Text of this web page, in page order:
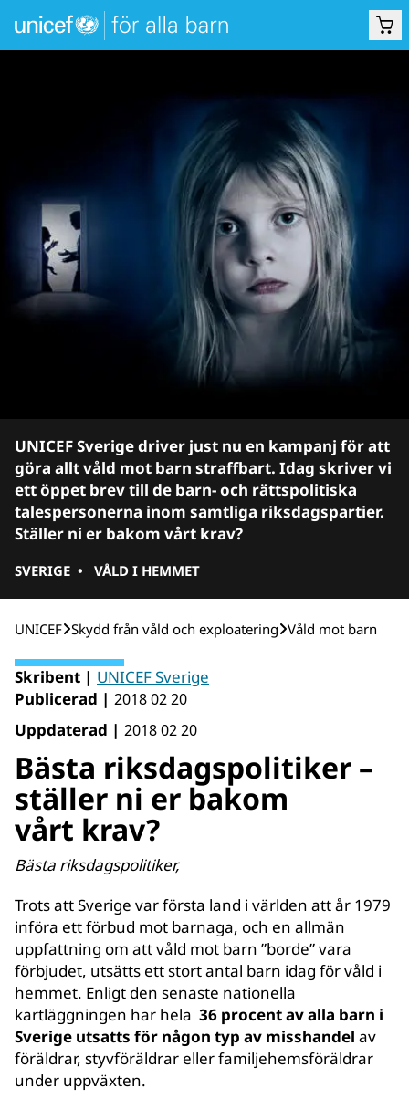
UNICEF Sverige driver just nu en kampanj för att
göra allt våld mot barn straffbart. Idag skriver vi
ett öppet brev till de barn- och rättspolitiska
talespersonerna inom samtliga riksdagspartier.
Ställer ni er bakom vårt krav?
SVERIGE • VÅLD I HEMMET
UNICEF Skydd från våld och exploatering Våld mot barn
Skribent | UNICEF Sverige
Publicerad | 2018 02 20
Uppdaterad | 2018 02 20
Bästa riksdagspolitiker –
ställer ni er bakom
vårt krav?
Bästa riksdagspolitiker,
Trots att Sverige var första land i världen att år 1979
införa ett förbud mot barnaga, och en allmän
uppfattning om att våld mot barn ”borde” vara
förbjudet, utsätts ett stort antal barn idag för våld i
hemmet. Enligt den senaste nationella
kartläggningen har hela 36 procent av alla barn i
Sverige utsatts för någon typ av misshandel av
föräldrar, styvföräldrar eller familjehemsföräldrar
under uppväxten.